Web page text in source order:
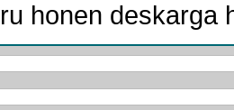
honen deskarga